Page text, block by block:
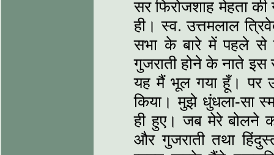
सर फिरोजशाह मेहता की
ही। स्व. उत्तमलाल
सभा के बारे में पहले से
गुजराती होने के नाते इस
यह मैं भूल गया हूँ। पर
किया। मुझे धुंधला-सा
ही हुए। जब मेरे बोलने
और गुजराती तथा